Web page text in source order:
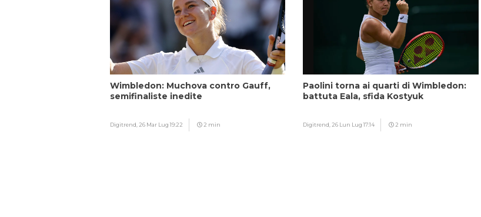
Wimbledon: Muchova contro Gauff,
semifinaliste inedite
Digitrend, 26 Mar Lug 19:22 2 min
Paolini torna ai quarti di Wimbledon:
battuta Eala, sfida Kostyuk
Digitrend, 26 Lun Lug 17:14 2 min